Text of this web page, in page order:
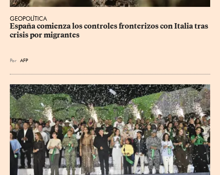
GEOPOLÍTICA
España comienza los controles fronterizos con Italia tras
crisis por migrantes
Por AFP